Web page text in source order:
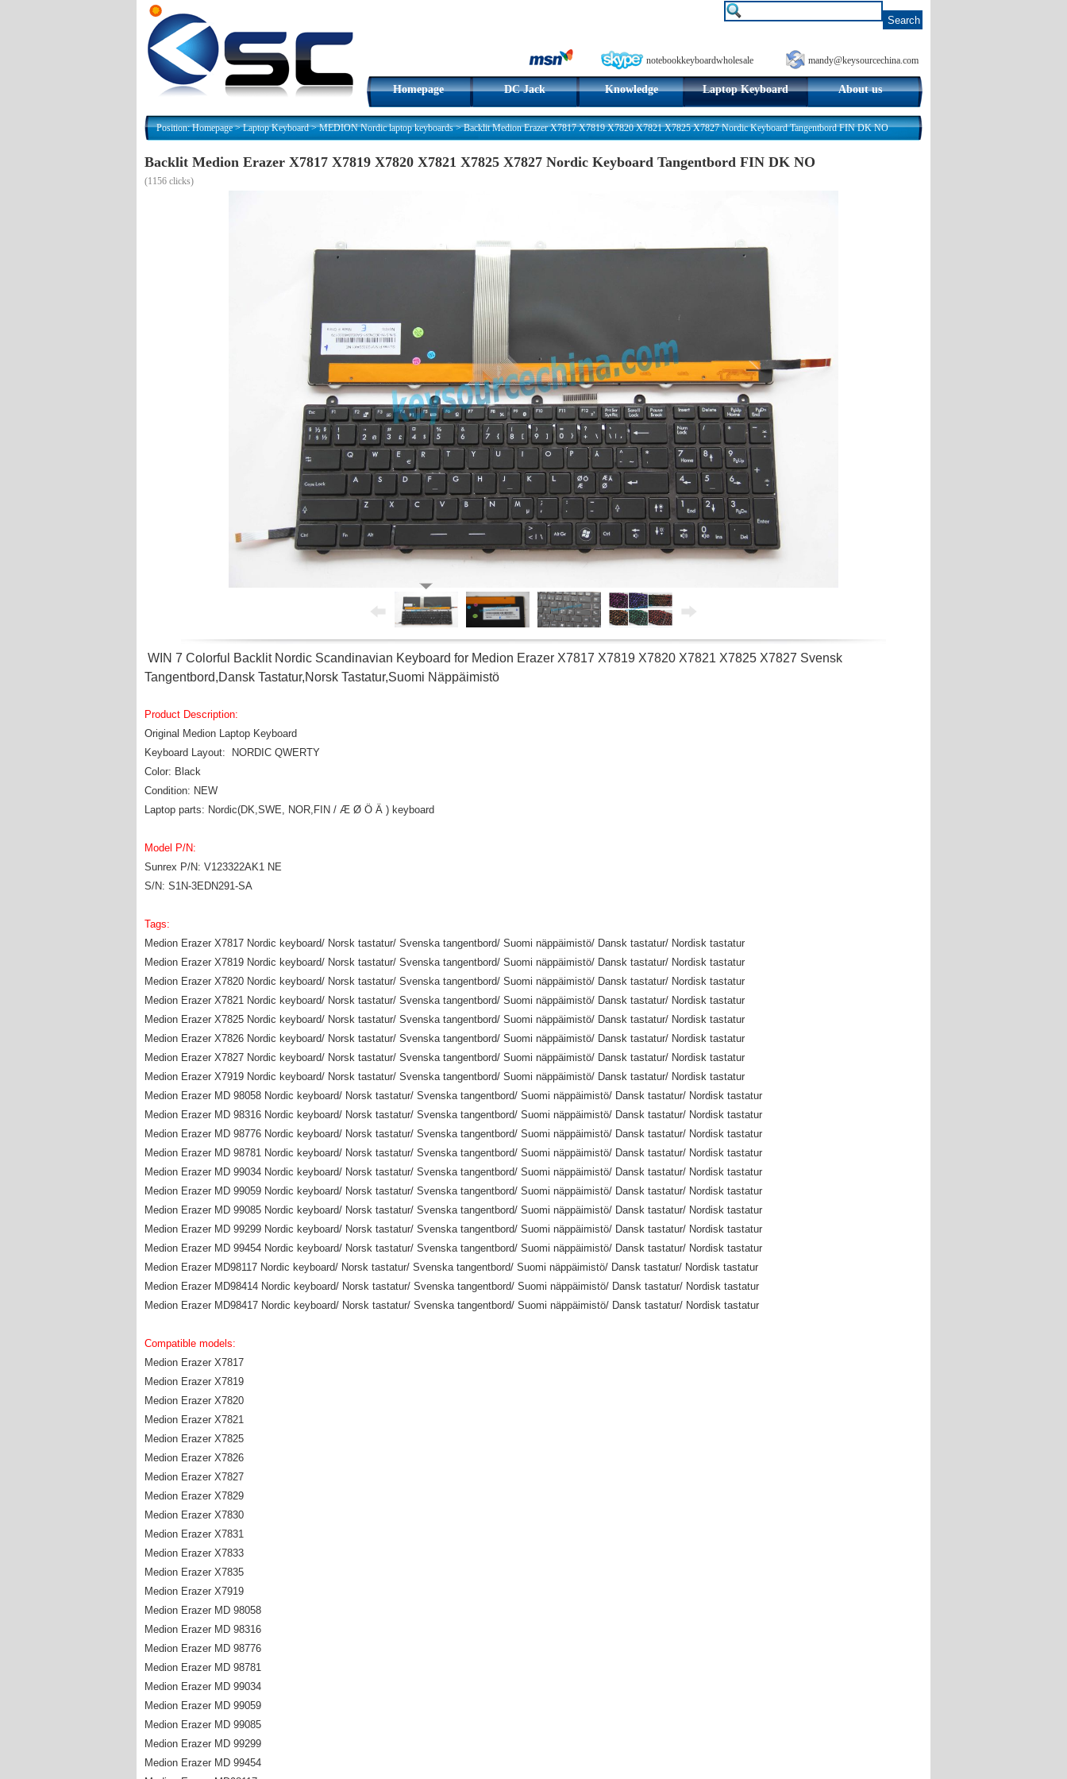
notebookkeyboardwholesale mandy@keysourcechina.com
Homepage DC Jack Knowledge Laptop Keyboard About us
Position:Homepage>Laptop Keyboard>MEDION Nordic laptop keyboards>Backlit Medion Erazer X7817 X7819 X7820 X7821 X7825 X7827 Nordic Keyboard Tangentbord FIN DK NO
Backlit Medion Erazer X7817 X7819 X7820 X7821 X7825 X7827 Nordic Keyboard Tangentbord FIN DK NO
(1156 clicks)
WIN 7 Colorful Backlit Nordic Scandinavian Keyboard for Medion Erazer X7817 X7819 X7820 X7821 X7825 X7827 Svensk
Tangentbord,Dansk Tastatur,Norsk Tastatur,Suomi Näppäimistö
Product Description:
Original Medion Laptop Keyboard
Keyboard Layout: NORDIC QWERTY
Color: Black
Condition: NEW
Laptop parts: Nordic(DK,SWE, NOR,FIN / Æ Ø Ö Ä ) keyboard
Model P/N:
Sunrex P/N: V123322AK1 NE
S/N: S1N-3EDN291-SA
Tags:
Medion Erazer X7817 Nordic keyboard/ Norsk tastatur/ Svenska tangentbord/ Suomi näppäimistö/ Dansk tastatur/ Nordisk tastatur
Medion Erazer X7819 Nordic keyboard/ Norsk tastatur/ Svenska tangentbord/ Suomi näppäimistö/ Dansk tastatur/ Nordisk tastatur
Medion Erazer X7820 Nordic keyboard/ Norsk tastatur/ Svenska tangentbord/ Suomi näppäimistö/ Dansk tastatur/ Nordisk tastatur
Medion Erazer X7821 Nordic keyboard/ Norsk tastatur/ Svenska tangentbord/ Suomi näppäimistö/ Dansk tastatur/ Nordisk tastatur
Medion Erazer X7825 Nordic keyboard/ Norsk tastatur/ Svenska tangentbord/ Suomi näppäimistö/ Dansk tastatur/ Nordisk tastatur
Medion Erazer X7826 Nordic keyboard/ Norsk tastatur/ Svenska tangentbord/ Suomi näppäimistö/ Dansk tastatur/ Nordisk tastatur
Medion Erazer X7827 Nordic keyboard/ Norsk tastatur/ Svenska tangentbord/ Suomi näppäimistö/ Dansk tastatur/ Nordisk tastatur
Medion Erazer X7919 Nordic keyboard/ Norsk tastatur/ Svenska tangentbord/ Suomi näppäimistö/ Dansk tastatur/ Nordisk tastatur
Medion Erazer MD 98058 Nordic keyboard/ Norsk tastatur/ Svenska tangentbord/ Suomi näppäimistö/ Dansk tastatur/ Nordisk tastatur
Medion Erazer MD 98316 Nordic keyboard/ Norsk tastatur/ Svenska tangentbord/ Suomi näppäimistö/ Dansk tastatur/ Nordisk tastatur
Medion Erazer MD 98776 Nordic keyboard/ Norsk tastatur/ Svenska tangentbord/ Suomi näppäimistö/ Dansk tastatur/ Nordisk tastatur
Medion Erazer MD 98781 Nordic keyboard/ Norsk tastatur/ Svenska tangentbord/ Suomi näppäimistö/ Dansk tastatur/ Nordisk tastatur
Medion Erazer MD 99034 Nordic keyboard/ Norsk tastatur/ Svenska tangentbord/ Suomi näppäimistö/ Dansk tastatur/ Nordisk tastatur
Medion Erazer MD 99059 Nordic keyboard/ Norsk tastatur/ Svenska tangentbord/ Suomi näppäimistö/ Dansk tastatur/ Nordisk tastatur
Medion Erazer MD 99085 Nordic keyboard/ Norsk tastatur/ Svenska tangentbord/ Suomi näppäimistö/ Dansk tastatur/ Nordisk tastatur
Medion Erazer MD 99299 Nordic keyboard/ Norsk tastatur/ Svenska tangentbord/ Suomi näppäimistö/ Dansk tastatur/ Nordisk tastatur
Medion Erazer MD 99454 Nordic keyboard/ Norsk tastatur/ Svenska tangentbord/ Suomi näppäimistö/ Dansk tastatur/ Nordisk tastatur
Medion Erazer MD98117 Nordic keyboard/ Norsk tastatur/ Svenska tangentbord/ Suomi näppäimistö/ Dansk tastatur/ Nordisk tastatur
Medion Erazer MD98414 Nordic keyboard/ Norsk tastatur/ Svenska tangentbord/ Suomi näppäimistö/ Dansk tastatur/ Nordisk tastatur
Medion Erazer MD98417 Nordic keyboard/ Norsk tastatur/ Svenska tangentbord/ Suomi näppäimistö/ Dansk tastatur/ Nordisk tastatur
Compatible models:
Medion Erazer X7817
Medion Erazer X7819
Medion Erazer X7820
Medion Erazer X7821
Medion Erazer X7825
Medion Erazer X7826
Medion Erazer X7827
Medion Erazer X7829
Medion Erazer X7830
Medion Erazer X7831
Medion Erazer X7833
Medion Erazer X7835
Medion Erazer X7919
Medion Erazer MD 98058
Medion Erazer MD 98316
Medion Erazer MD 98776
Medion Erazer MD 98781
Medion Erazer MD 99034
Medion Erazer MD 99059
Medion Erazer MD 99085
Medion Erazer MD 99299
Medion Erazer MD 99454